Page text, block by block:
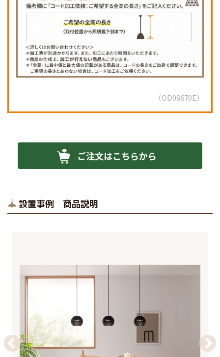
OD09670E
ご注文はこちらから
設置事例 商品説明